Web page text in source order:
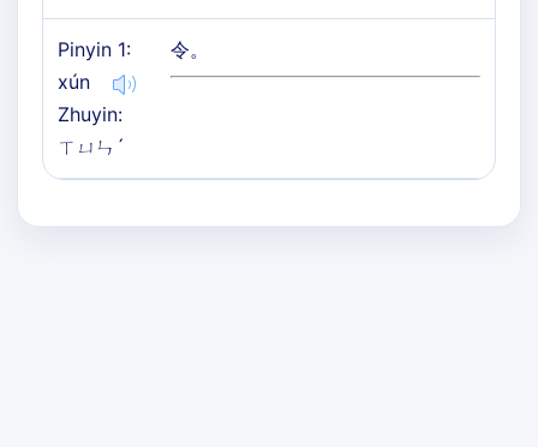
Pinyin 1:
xún
Zhuyin:
ㄒㄩㄣˊ
令。